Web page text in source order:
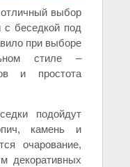
выбор
с беседкой под
при выборе
стиле –
и простота
подойдут
камень и
очарование,
декоративных